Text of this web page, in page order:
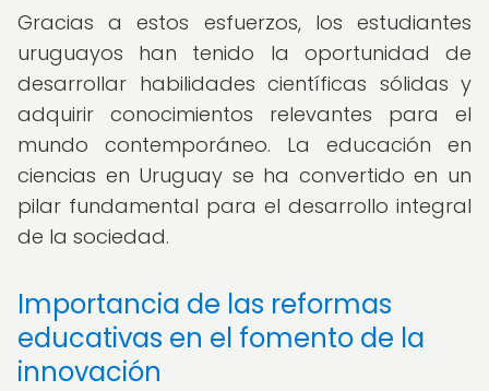
Gracias a estos esfuerzos, los estudiantes
uruguayos han tenido la oportunidad de
desarrollar habilidades científicas sólidas y
adquirir conocimientos relevantes para el
mundo contemporáneo. La educación en
ciencias en Uruguay se ha convertido en un
pilar fundamental para el desarrollo integral
de la sociedad.
Importancia de las reformas
educativas en el fomento de la
innovación